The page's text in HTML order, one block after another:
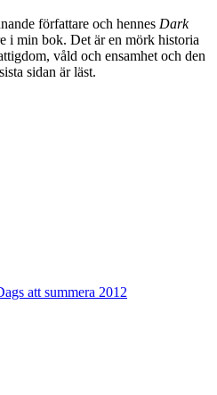
författare och hennes Dark
i min bok. Det är en mörk historia
våld och ensamhet och den
sidan är läst.
att summera 2012